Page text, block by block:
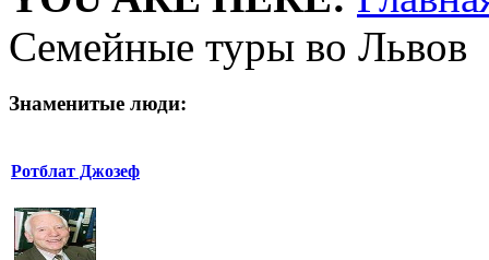
Семейные туры во Львов
Знаменитые люди:
Ротблат Джозеф